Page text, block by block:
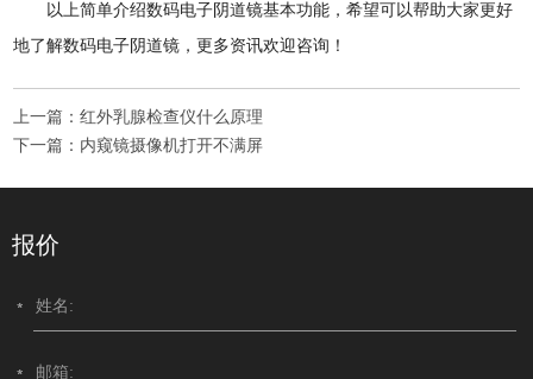
以上简单介绍数码电子阴道镜基本功能，希望可以帮助大家更好
地了解数码电子阴道镜，更多资讯欢迎咨询！
上一篇：红外乳腺检查仪什么原理
下一篇： 内窥镜摄像机打开不满屏
报价